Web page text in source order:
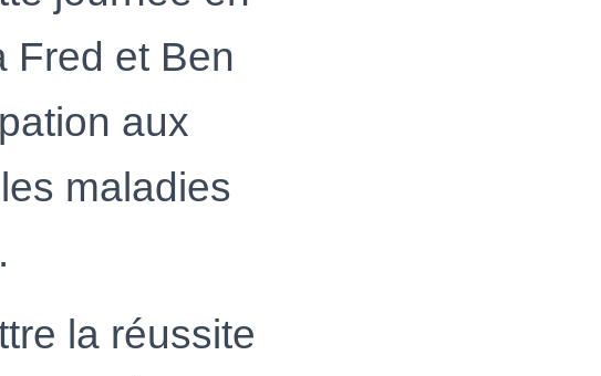
Fred et Ben
aux
maladies
la réussite